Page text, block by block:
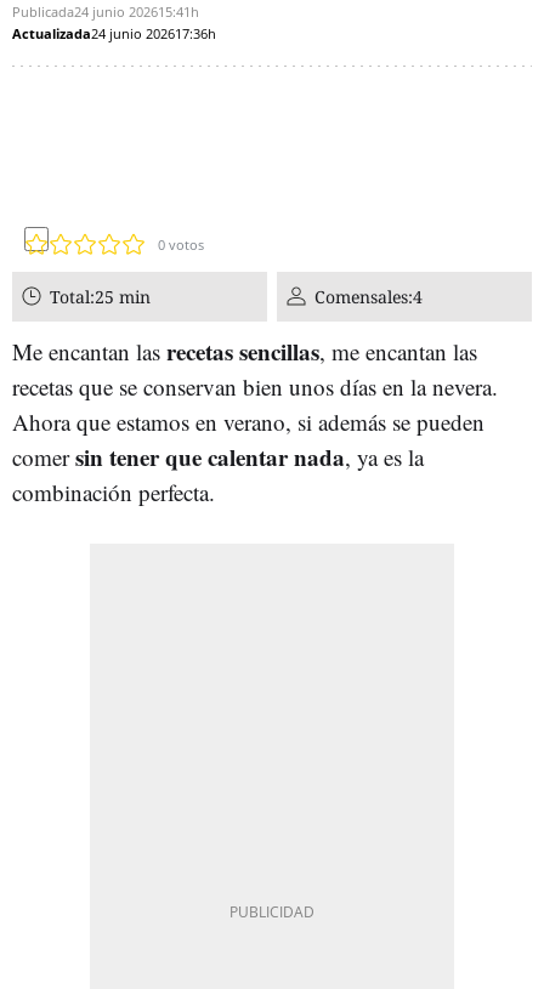
Publicada24 junio 202615:41h
Actualizada24 junio 202617:36h
0 votos
Total:25 min Comensales:4
Me encantan las recetas sencillas, me encantan las
recetas que se conservan bien unos días en la nevera.
Ahora que estamos en verano, si además se pueden
comersin tener que calentar nada, ya es la
combinación perfecta.